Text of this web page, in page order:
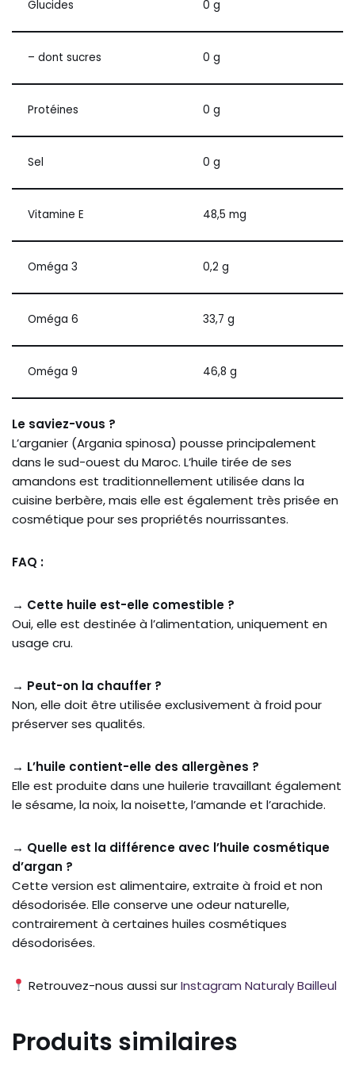
Glucides 0 g
– dont sucres 0 g
Protéines 0 g
Sel 0 g
Vitamine E 48,5 mg
Oméga 3 0,2 g
Oméga 6 33,7 g
Oméga 9 46,8 g
Le saviez-vous ?
L’arganier (Argania spinosa) pousse principalement
dans le sud-ouest du Maroc. L’huile tirée de ses
amandons est traditionnellement utilisée dans la
cuisine berbère, mais elle est également très prisée en
cosmétique pour ses propriétés nourrissantes.
FAQ :
→ Cette huile est-elle comestible ?
Oui, elle est destinée à l’alimentation, uniquement en
usage cru.
→ Peut-on la chauffer ?
Non, elle doit être utilisée exclusivement à froid pour
préserver ses qualités.
→ L’huile contient-elle des allergènes ?
Elle est produite dans une huilerie travaillant également
le sésame, la noix, la noisette, l’amande et l’arachide.
→ Quelle est la différence avec l’huile cosmétique
d’argan ?
Cette version est alimentaire, extraite à froid et non
désodorisée. Elle conserve une odeur naturelle,
contrairement à certaines huiles cosmétiques
désodorisées.
Retrouvez-nous aussi surInstagram Naturaly Bailleul
Produits similaires